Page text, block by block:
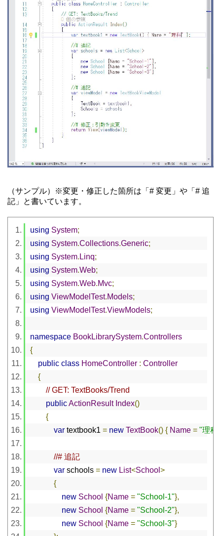
（サンプル）※変更・修正した箇所は「# 変更」や「# 追
記」と書いています。
using System;
using System.Collections.Generic;
using System. Linq;
using System.Web;
using System.Web.Mvc;
using ViewModelTest.Models;
using ViewModelTest.ViewModels;
namespace BookLibrarySystem.Controllers
{
public class HomeController : Controller
{
// GET: TextBooks/Trend
publicActionResult Index()
{
var textbook1 = new TextBook() { Name = "理科"
//# 追記
var schools = new List<School >
{
new School {Name = "School-1"},
new School {Name = "School-2"},
new School {Name = "School-3"}